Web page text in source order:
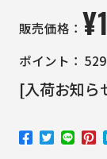
販売価格： ¥
ポイント： 529
[入荷お知ら